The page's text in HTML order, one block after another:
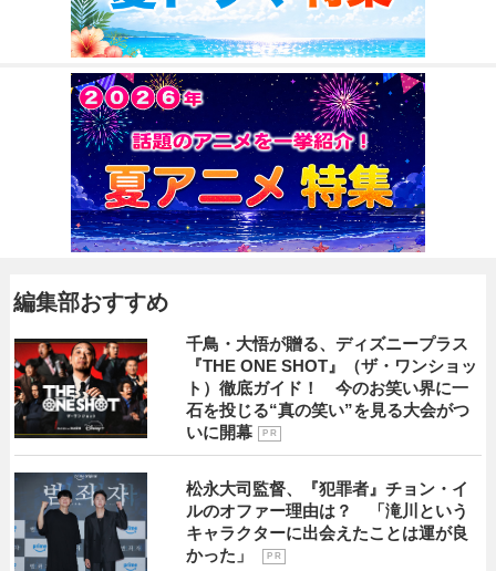
編集部おすすめ
千鳥・大悟が贈る、ディズニープラス
『THE ONE SHOT』（ザ・ワンショッ
ト）徹底ガイド！ 今のお笑い界に一
石を投じる“真の笑い”を見る大会がつ
いに開幕
P R
松永大司監督、『犯罪者』チョン・イ
ルのオファー理由は？ 「滝川という
キャラクターに出会えたことは運が良
かった」
P R